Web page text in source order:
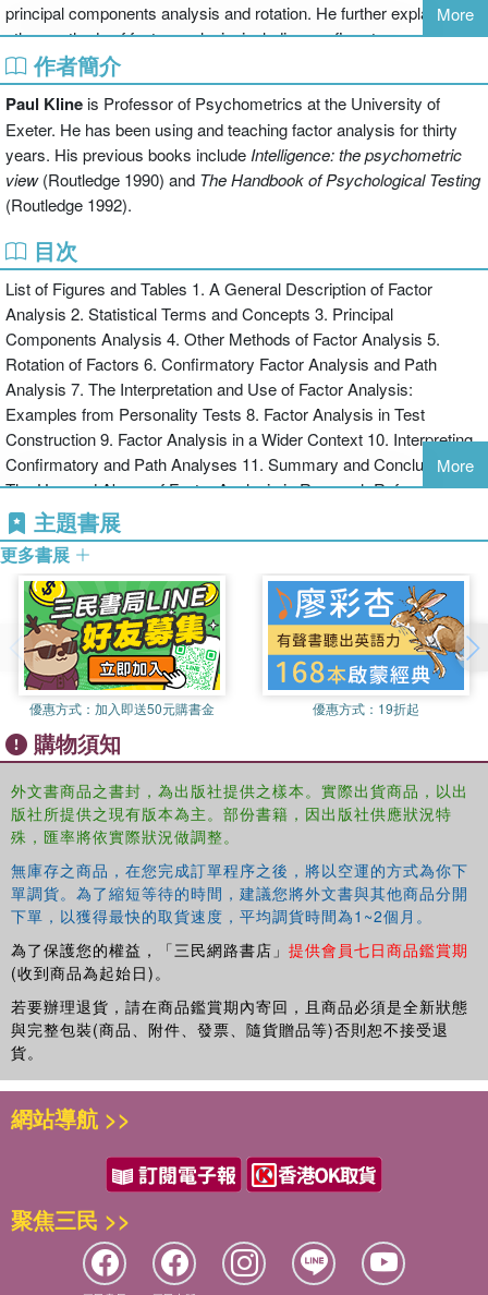
principal components analysis and rotation. He further explains
other methods of factor analysis, including confirmatory and path
analysis, and concludes with a discussion of the use of the
technique with various examples.An Easy Guide to Factor Analysis
is the clearest, most comprehensible introduction to factor analysis
for students. All those who need to use statistics in psychology and
the social sciences will find it invaluable. Paul Kline is Professor of
Psychometrics at the University of Exeter. He has been using and
teaching factor analysis for thirty years. His previous books include
Intelligence: the psychometric view (Routledge 1990) and The
Handbook of Psychological Testing (Routledge 1992).
More
作者簡介
Paul Klineis Professor of Psychometrics at the University of
Exeter. He has been using and teaching factor analysis for thirty
years. His previous books include Intelligence: the psychometric
view(Routledge 1990) and The Handbook of Psychological Testing
(Routledge 1992).
目次
List of Figures and Tables 1. A General Description of Factor
Analysis 2. Statistical Terms and Concepts 3. Principal
Components Analysis 4. Other Methods of Factor Analysis 5.
Rotation of Factors 6. Confirmatory Factor Analysis and Path
Analysis 7. The Interpretation and Use of Factor Analysis:
Examples from Personality Tests 8. Factor Analysis in Test
Construction 9. Factor Analysis in a Wider Context 10. Interpreting
Confirmatory and Path Analyses 11. Summary and Conclusions:
The Use and Abuse of Factor Analysis in Research References
Index
More
主題書展
更多書展
優惠方式： 加入即送50元購書金 優惠方式： 19折起
購物須知
外文書商品之書封，為出版社提供之樣本。實際出貨商品，以出
版社所提供之現有版本為主。部份書籍，因出版社供應狀況特
殊，匯率將依實際狀況做調整。
無庫存之商品，在您完成訂單程序之後，將以空運的方式為你下
單調貨。為了縮短等待的時間，建議您將外文書與其他商品分開
下單，以獲得最快的取貨速度，平均調貨時間為1~2個月。
為了保護您的權益，「三民網路書店」 提供會員七日商品鑑賞期
(收到商品為起始日)。
若要辦理退貨，請在商品鑑賞期內寄回，且商品必須是全新狀態
與完整包裝(商品、附件、發票、隨貨贈品等)否則恕不接受退
貨。
網站導航 >>
聚焦三民 >>